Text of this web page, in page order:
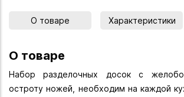
О товаре Характеристики
О товаре
Набор разделочных досок с
остроту ножей, необходим на каждой